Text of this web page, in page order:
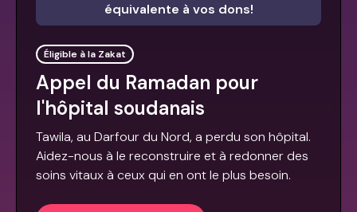
équivalente à vos dons!
Éligible à la Zakat
Appel du Ramadan pour
l'hôpital soudanais
Tawila, au Darfour du Nord, a perdu son hôpital.
Aidez-nous à le reconstruire et à redonner des
soins vitaux à ceux qui en ont le plus besoin.